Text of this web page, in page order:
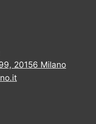
20156 Milano